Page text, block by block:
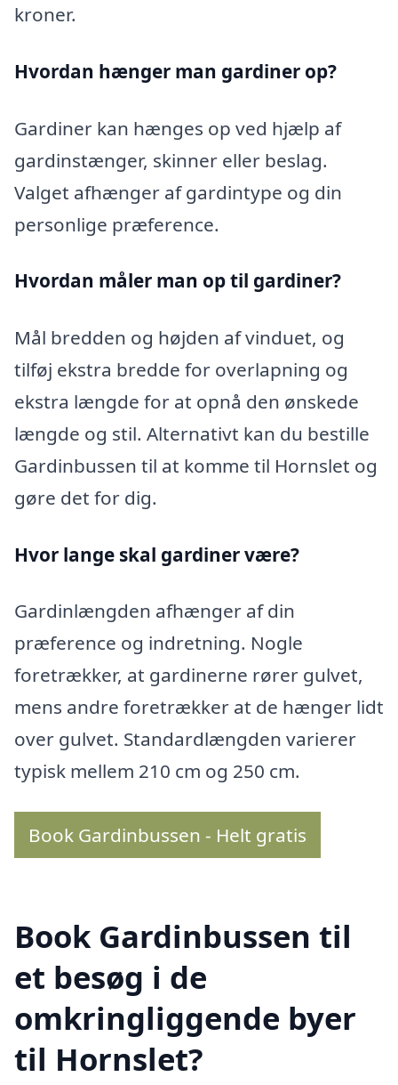
kroner.
Hvordan hænger man gardiner op?
Gardiner kan hænges op ved hjælp af
gardinstænger, skinner eller beslag.
Valget afhænger af gardintype og din
personlige præference.
Hvordan måler man op til gardiner?
Mål bredden og højden af vinduet, og
tilføj ekstra bredde for overlapning og
ekstra længde for at opnå den ønskede
længde og stil. Alternativt kan du bestille
Gardinbussen til at komme til Hornslet og
gøre det for dig.
Hvor lange skal gardiner være?
Gardinlængden afhænger af din
præference og indretning. Nogle
foretrækker, at gardinerne rører gulvet,
mens andre foretrækker at de hænger lidt
over gulvet. Standardlængden varierer
typisk mellem 210 cm og 250 cm.
Book Gardinbussen - Helt gratis
Book Gardinbussen til
et besøg i de
omkringliggende byer
til Hornslet?